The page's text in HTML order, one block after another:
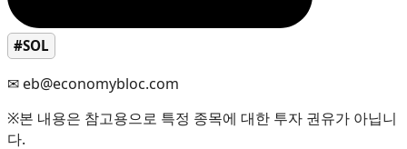
#SOL
✉ eb@economybloc.com
※본 내용은 참고용으로 특정 종목에 대한 투자 권유가 아닙니
다.